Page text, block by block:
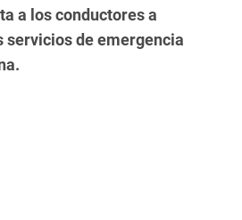
a los conductores a
servicios de emergencia